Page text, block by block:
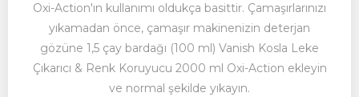
Oxi-Action'ın kullanımı oldukça basittir. Çamaşırlarınızı
yıkamadan önce, çamaşır makinenizin deterjan
gözüne 1,5 çay bardağı (100 ml) Vanish Kosla Leke
Çıkarıcı & Renk Koruyucu 2000 ml Oxi-Action ekleyin
ve normal şekilde yıkayın.